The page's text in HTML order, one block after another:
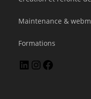
Maintenance &
Formations